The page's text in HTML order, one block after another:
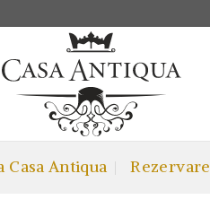
Casa Antiqua Rezervare